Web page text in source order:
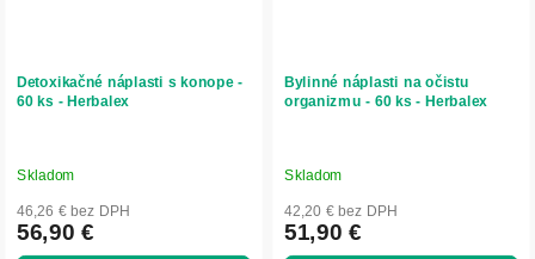
Detoxikačné náplasti s konope -
60 ks - Herbalex
Skladom
46,26 € bez DPH
56,90 €
Bylinné náplasti na očistu
organizmu - 60 ks - Herbalex
Skladom
42,20 € bez DPH
51,90 €